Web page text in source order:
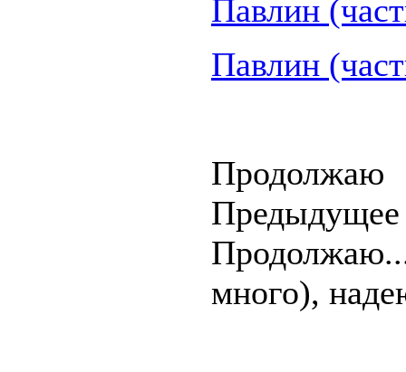
Павлин
Павлин
много),